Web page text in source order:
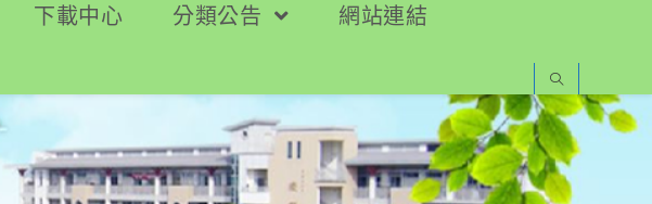
下載中心 分類公告
網站連結